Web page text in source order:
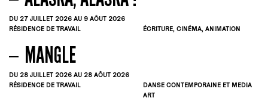
DU 27 JUILLET 2026 AU 9 AÔUT 2026
RÉSIDENCE DE TRAVAIL
ÉCRITURE, CINÉMA, ANIMATION
MANGLE
DU 28 JUILLET 2026 AU 28 AÔUT 2026
RÉSIDENCE DE TRAVAIL
DANSE CONTEMPORAINE ET MEDIA
ART